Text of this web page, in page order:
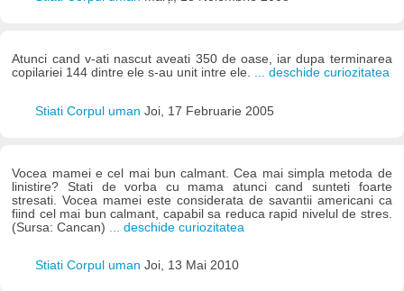
Atunci cand v-ati nascut aveati 350 de oase, iar dupa terminarea
copilariei 144 dintre ele s-au unit intre ele. ... deschide curiozitatea
Stiati Corpul uman Joi, 17 Februarie 2005
Vocea mamei e cel mai bun calmant. Cea mai simpla metoda de
linistire? Stati de vorba cu mama atunci cand sunteti foarte
stresati. Vocea mamei este considerata de savantii americani ca
fiind cel mai bun calmant, capabil sa reduca rapid nivelul de stres.
(Sursa: Cancan) ... deschide curiozitatea
Stiati Corpul uman Joi, 13 Mai 2010